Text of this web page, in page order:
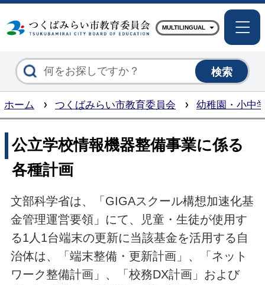
つく
MULTILINGUAL
ホーム つくばみらい市教育委員会 幼稚園・小中
公立学校情報機器整備事業に係る
各種計画
文部科学省は、「GIGAスクール構想加速化基
金管理運営要領」にて、児童・生徒が使用す
る1人1台端末の更新に当該基金を活用する自
治体は、「端末整備・更新計画」、「ネット
ワーク整備計画」、「校務DX計画」および